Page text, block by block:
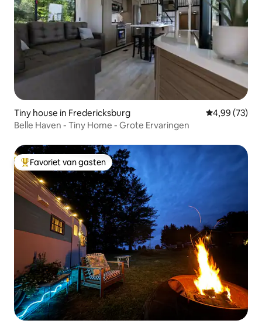
Tiny house in Fredericksburg Gemiddelde
4,99 (73)
Belle Haven - Tiny Home - Grote Ervaringen
Topfavoriet van gasten
Favoriet van gasten